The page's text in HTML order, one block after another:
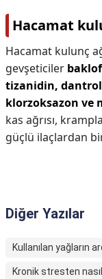
Hacamat
Hacamat kulunç
gevşeticiler
tizanidin,
klorzoksazon ve
kas ağrısı,
güçlü ilaçlardan
Diğer Yazılar
Kullanılan yağların
Kronik stresten